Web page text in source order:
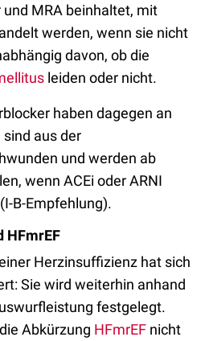
MRA beinhaltet, mit
werden, wenn sie nicht
davon, ob die
leiden oder nicht.
haben dagegen an
sind aus der
und werden ab
wenn ACEi oder ARNI
B-Empfehlung).
HFmrEF
Herzinsuffizienz hat sich
Sie wird weiterhin anhand
festgelegt.
Abkürzung HFmrEF nicht